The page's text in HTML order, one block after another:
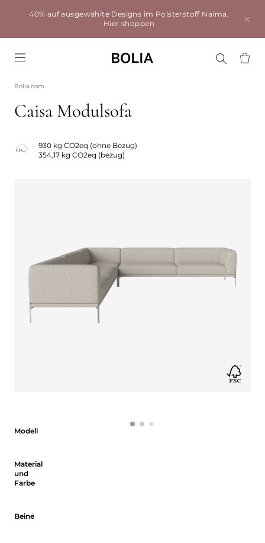
40% auf ausgewählte Designs im Polsterstoff Naima.
Hier shoppen
Bolia.com
Caisa Modulsofa
930 kg CO2eq (ohne Bezug)
354,17 kg CO2eq (bezug)
Modell
Material
und
Farbe
Beine